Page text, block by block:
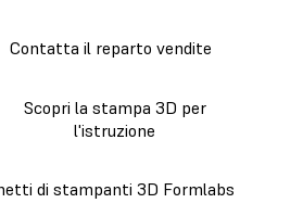
Contatta il reparto vendite
Scopri la stampa 3D per
l'istruzione
di stampanti 3D Formlabs